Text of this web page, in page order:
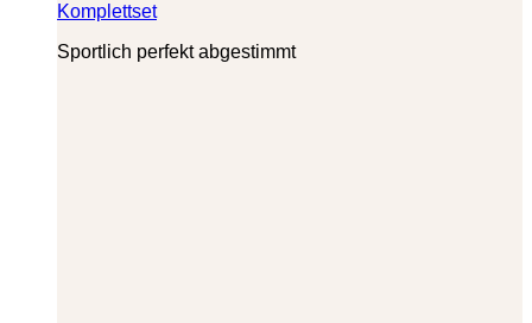
Komplettset
Sportlich perfekt abgestimmt